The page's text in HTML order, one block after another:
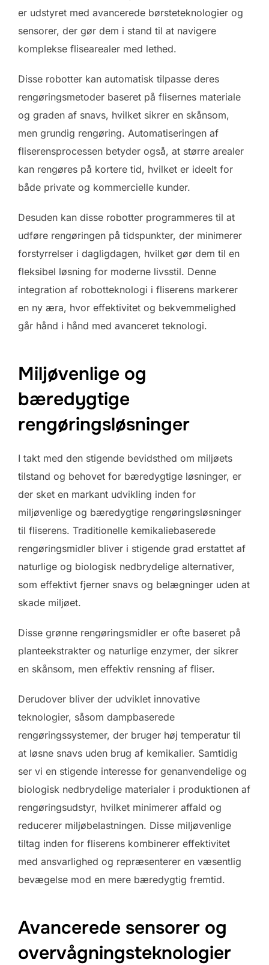
er udstyret med avancerede børsteteknologier og
sensorer, der gør dem i stand til at navigere
komplekse flisearealer med lethed.
Disse robotter kan automatisk tilpasse deres
rengøringsmetoder baseret på flisernes materiale
og graden af snavs, hvilket sikrer en skånsom,
men grundig rengøring. Automatiseringen af
fliserensprocessen betyder også, at større arealer
kan rengøres på kortere tid, hvilket er ideelt for
både private og kommercielle kunder.
Desuden kan disse robotter programmeres til at
udføre rengøringen på tidspunkter, der minimerer
forstyrrelser i dagligdagen, hvilket gør dem til en
fleksibel løsning for moderne livsstil. Denne
integration af robotteknologi i fliserens markerer
en ny æra, hvor effektivitet og bekvemmelighed
går hånd i hånd med avanceret teknologi.
Miljøvenlige og
bæredygtige
rengøringsløsninger
I takt med den stigende bevidsthed om miljøets
tilstand og behovet for bæredygtige løsninger, er
der sket en markant udvikling inden for
miljøvenlige og bæredygtige rengøringsløsninger
til fliserens. Traditionelle kemikaliebaserede
rengøringsmidler bliver i stigende grad erstattet af
naturlige og biologisk nedbrydelige alternativer,
som effektivt fjerner snavs og belægninger uden at
skade miljøet.
Disse grønne rengøringsmidler er ofte baseret på
planteekstrakter og naturlige enzymer, der sikrer
en skånsom, men effektiv rensning af fliser.
Derudover bliver der udviklet innovative
teknologier, såsom dampbaserede
rengøringssystemer, der bruger høj temperatur til
at løsne snavs uden brug af kemikalier. Samtidig
ser vi en stigende interesse for genanvendelige og
biologisk nedbrydelige materialer i produktionen af
rengøringsudstyr, hvilket minimerer affald og
reducerer miljøbelastningen. Disse miljøvenlige
tiltag inden for fliserens kombinerer effektivitet
med ansvarlighed og repræsenterer en væsentlig
bevægelse mod en mere bæredygtig fremtid.
Avancerede sensorer og
overvågningsteknologier